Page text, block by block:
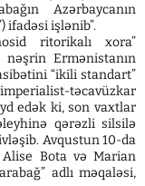
Azərbaycanın
ifadəsi işlənib”.
ritorikalı xora”
nəşrin Ermənistanın
“ikili standart”
təcavüzkar
edək ki, son vaxtlar
qərəzli silsilə
Avqustun 10-da
Bota və Marian
adlı məqaləsi,